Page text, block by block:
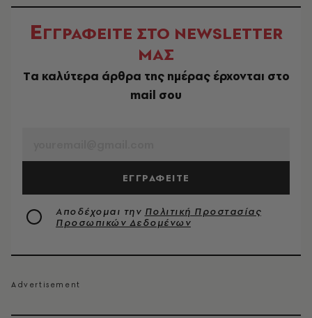
ΕΓΓΡΑΦΕΙΤΕ ΣΤΟ NEWSLETTER
ΜΑΣ
Tα καλύτερα άρθρα της ημέρας έρχονται στο
mail σου
ΕΓΓΡΑΦΕΙΤΕ
Αποδέχομαι την Πολιτική Προστασίας
Προσωπικών Δεδομένων